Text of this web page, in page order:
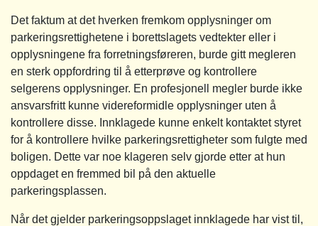
Det faktum at det hverken fremkom opplysninger om
parkeringsrettighetene i borettslagets vedtekter eller i
opplysningene fra forretningsføreren, burde gitt megleren
en sterk oppfordring til å etterprøve og kontrollere
selgerens opplysninger. En profesjonell megler burde ikke
ansvarsfritt kunne videreformidle opplysninger uten å
kontrollere disse. Innklagede kunne enkelt kontaktet styret
for å kontrollere hvilke parkeringsrettigheter som fulgte med
boligen. Dette var noe klageren selv gjorde etter at hun
oppdaget en fremmed bil på den aktuelle
parkeringsplassen.
Når det gjelder parkeringsoppslaget innklagede har vist til,